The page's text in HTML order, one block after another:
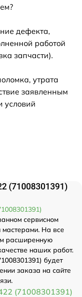
дефекта,
работой
запчасти).
утрата
заявленным
условий
(71008301391)
сервисном
На все
расширенную
наших работ.
будет
заказа на сайте
(71008301391)